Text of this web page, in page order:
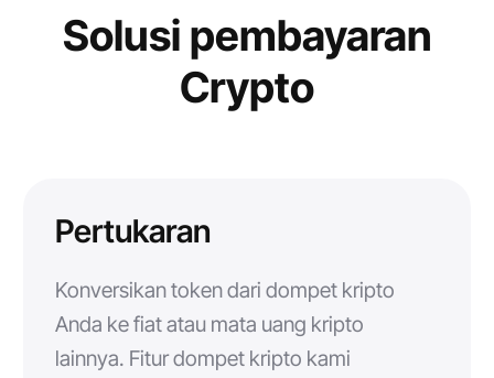
Solusi pembayaran
Crypto
Pertukaran
Konversikan token dari dompet kripto
Anda ke fiat atau mata uang kripto
lainnya. Fitur dompet kripto kami